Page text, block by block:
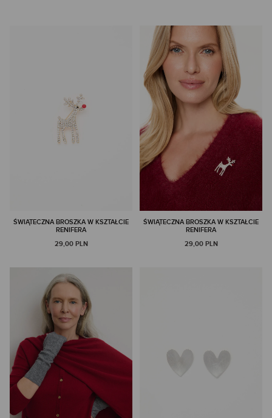
ŚWIĄTECZNA BROSZKA W KSZTAŁCIE
RENIFERA
29,00 PLN
ŚWIĄTECZNA BROSZKA W KSZTAŁCIE
RENIFERA
29,00 PLN